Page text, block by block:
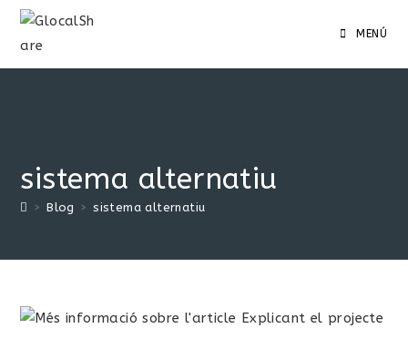
MENÚ
sistema alternatiu
> Blog > sistema alternatiu